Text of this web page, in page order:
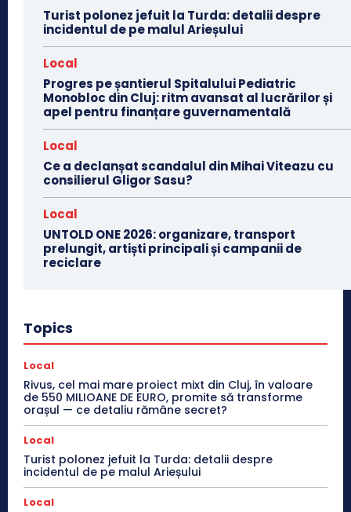
Turist polonez jefuit la Turda: detalii despre
incidentul de pe malul Arieșului
Local
Progres pe șantierul Spitalului Pediatric
Monobloc din Cluj: ritm avansat al lucrărilor și
apel pentru finanțare guvernamentală
Local
Ce a declanșat scandalul din Mihai Viteazu cu
consilierul Gligor Sasu?
Local
UNTOLD ONE 2026: organizare, transport
prelungit, artiști principali și campanii de
reciclare
Topics
Local
Rivus, cel mai mare proiect mixt din Cluj, în valoare
de 550 MILIOANE DE EURO, promite să transforme
orașul — ce detaliu rămâne secret?
Local
Turist polonez jefuit la Turda: detalii despre
incidentul de pe malul Arieșului
Local